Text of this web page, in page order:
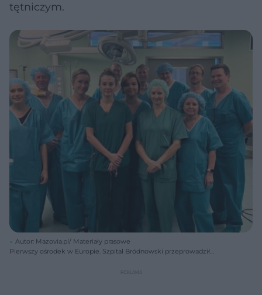
tętniczym.
Autor: Mazovia.pl/ Materiały prasowe
Pierwszy ośrodek w Europie. Szpital Bródnowski przeprowadził